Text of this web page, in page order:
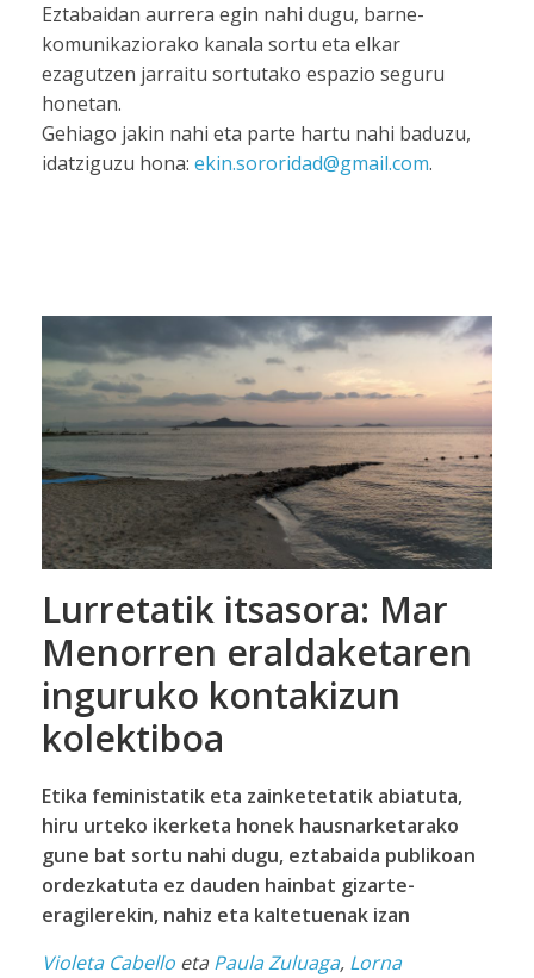
Eztabaidan aurrera egin nahi dugu, barne-
komunikaziorako kanala sortu eta elkar
ezagutzen jarraitu sortutako espazio seguru
honetan.
Gehiago jakin nahi eta parte hartu nahi baduzu,
idatziguzu hona: ekin.sororidad@gmail.com.
Lurretatik itsasora: Mar
Menorren eraldaketaren
inguruko kontakizun
kolektiboa
Etika feministatik eta zainketetatik abiatuta,
hiru urteko ikerketa honek hausnarketarako
gune bat sortu nahi dugu, eztabaida publikoan
ordezkatuta ez dauden hainbat gizarte-
eragilerekin, nahiz eta kaltetuenak izan
Violeta Cabelloeta Paula Zuluaga, Lorna